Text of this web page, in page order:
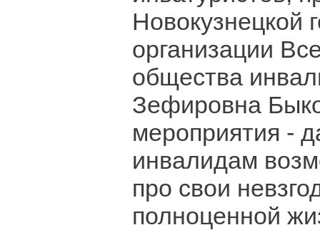
Новокузнецкой
организации
общества
Зефировна
мероприятия -
инвалидам
про свои
полноценной